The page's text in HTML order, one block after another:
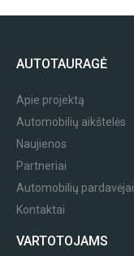
AUTOTAURAGĖ
Apie projektą
Automobilių aikštelės
Naujienos
Partneriai
Automobilių pardavėjai
Kontaktai
VARTOTOJAMS